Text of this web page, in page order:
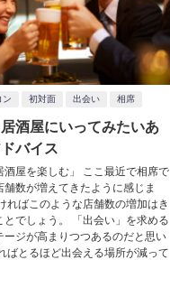
ン 初対面 出会い 相席
酒屋にいってみたいあ
バイス
酒屋を楽しむ」 ここ最近で相席で
舗数が増えてきたように感じま
ればこのような店舗数の増加はき
とでしょう。 「出会い」を求める
ージが高まりつつあるのだと思い
ばとるほど出会える場所が減って